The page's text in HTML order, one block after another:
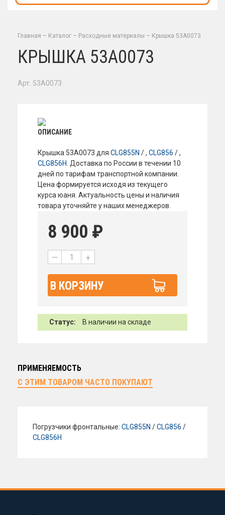
Главная – Каталог – Расходные материалы – Крышка 53A0073
КРЫШКА 53A0073
Арт. 53A0073
ОПИСАНИЕ
Крышка 53A0073 для CLG855N / , CLG856 / ,
CLG856H . Доставка по России в течении 10
дней по тарифам транспортной компании.
Цена формируется исходя из текущего
курса юаня. Актуальность цены и наличия
товара уточняйте у наших менеджеров.
8 900 ₽
— +
В КОРЗИНУ
Статус: В наличии на складе
ПРИМЕНЯЕМОСТЬ
С ЭТИМ ТОВАРОМ ЧАСТО ПОКУПАЮТ
Погрузчики фронтальные: CLG855N /CLG856 /
CLG856H